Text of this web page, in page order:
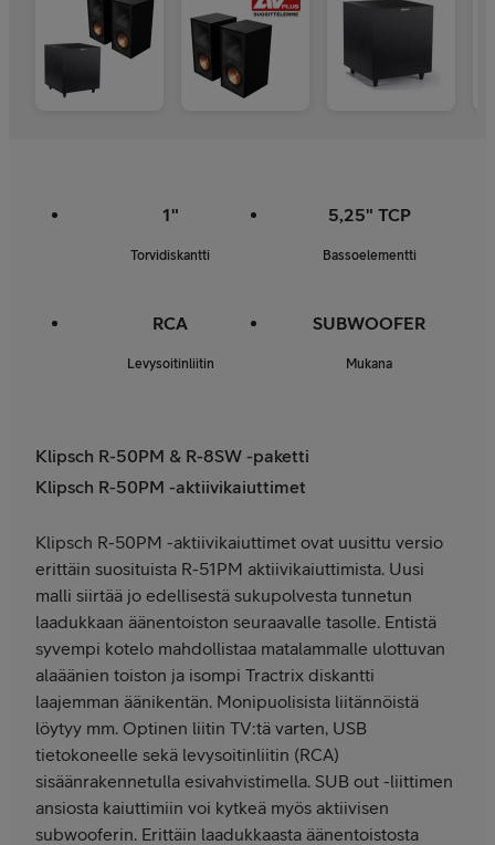
1"
Torvidiskantti
5,25" TCP
Bassoelementti
RCA
Levysoitinliitin
SUBWOOFER
Mukana
Klipsch R-50PM & R-8SW -paketti
Klipsch R-50PM -aktiivikaiuttimet
Klipsch R-50PM -aktiivikaiuttimet ovat uusittu versio
erittäin suosituista R-51PM aktiivikaiuttimista. Uusi
malli siirtää jo edellisestä sukupolvesta tunnetun
laadukkaan äänentoiston seuraavalle tasolle. Entistä
syvempi kotelo mahdollistaa matalammalle ulottuvan
alaäänien toiston ja isompi Tractrix diskantti
laajemman äänikentän. Monipuolisista liitännöistä
löytyy mm. Optinen liitin TV:tä varten, USB
tietokoneelle sekä levysoitinliitin (RCA)
sisäänrakennetulla esivahvistimella. SUB out -liittimen
ansiosta kaiuttimiin voi kytkeä myös aktiivisen
subwooferin. Erittäin laadukkaasta äänentoistosta